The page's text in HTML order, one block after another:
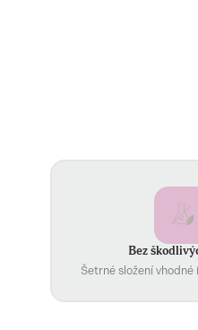
Bez
Šetrné složení vhodné